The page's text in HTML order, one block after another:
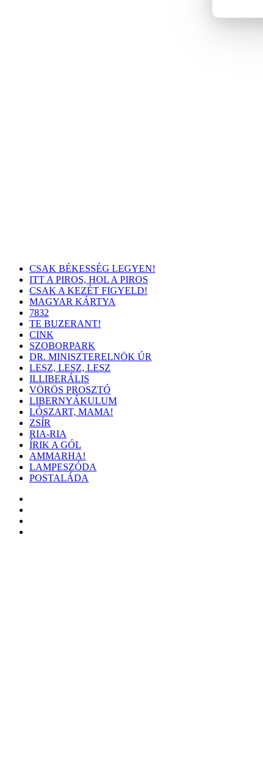
CSAK BÉKESSÉG LEGYEN!
ITT A PIROS, HOL A PIROS
CSAK A KEZÉT FIGYELD!
MAGYAR KÁRTYA
7832
TE BUZERANT!
CINK
SZOBORPARK
DR. MINISZTERELNÖK ÚR
LESZ, LESZ, LESZ
ILLIBERÁLIS
VÖRÖS PROSZTÓ
LIBERNYÁKULUM
LÓSZART, MAMA!
ZSÍR
RIA-RIA
ÍRIK A GÓL
AMMARHA!
LAMPESZÓDA
POSTALÁDA